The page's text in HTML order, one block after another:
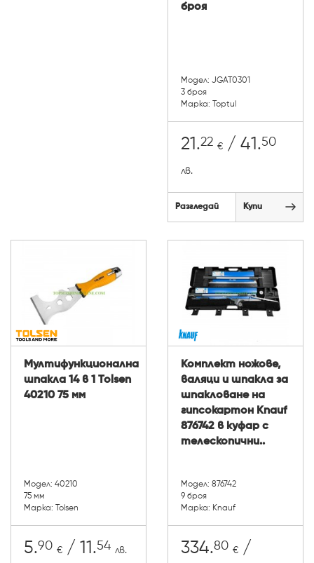
броя
Модел: JGAT0301
3 броя
Марка: Toptul
21.22 € / 41.50
лв.
Разгледай Купи
Мултифункционална
шпакла 14 в 1 Tolsen
40210 75 мм
Модел: 40210
75 мм
Марка: Tolsen
5.90 € / 11.54 лв.
Комплект ножове,
валяци и шпакла за
шпакловане на
гипсокартон Knauf
876742 в куфар с
телескопични..
Модел: 876742
9 броя
Марка: Knauf
334.80 € /